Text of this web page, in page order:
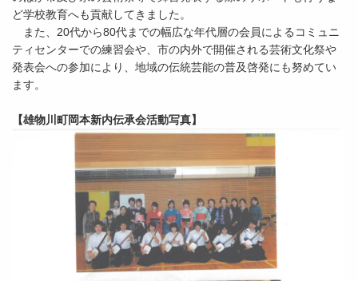
ど学校教育へも貢献してきました。
また、20代から80代までの幅広な年代層の会員によるコミュニ
ティセンターでの練習会や、市の内外で開催される芸術文化祭や
発表会への参加により、地域の伝統芸能の普及啓発にも努めてい
ます。
【雄物川町岡本新内伝承会活動写真】